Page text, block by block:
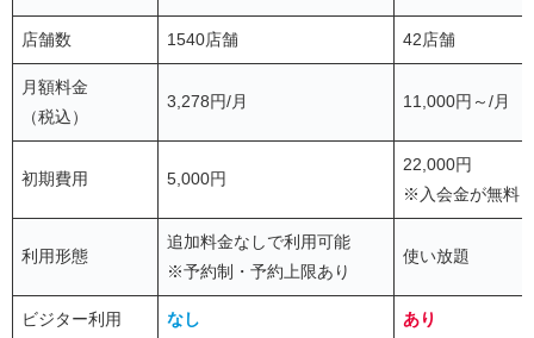
店舗数 1540店舗 42店舗
月額料金
（税込）
3,278円/月 11,000円～/月
初期費用 5,000円
22,000円
※入会金が無料
利用形態
追加料金なしで利用可能
※予約制・予約上限あり
使い放題
ビジター利用 なし あり